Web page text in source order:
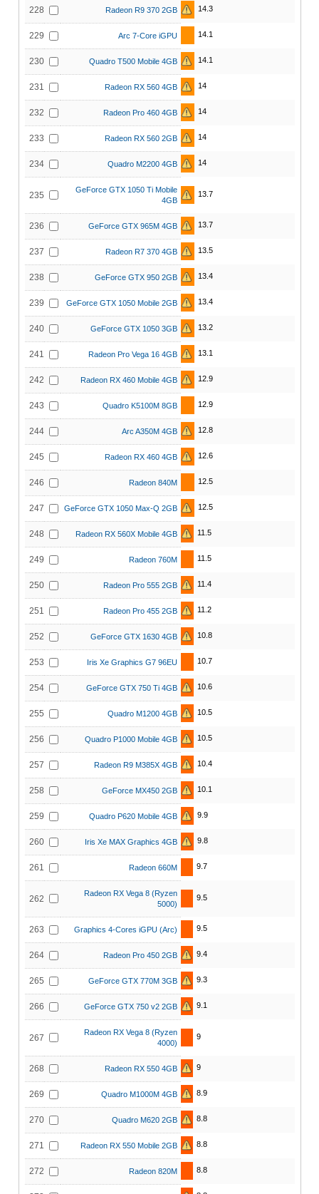
228 Radeon R9 370 2GB 14.3
229 Arc 7-Core iGPU 14.1
230 Quadro T500 Mobile 4GB 14.1
231 Radeon RX 560 4GB 14
232 Radeon Pro 460 4GB 14
233 Radeon RX 560 2GB 14
234 Quadro M2200 4GB 14
235
GeForce GTX 1050 Ti Mobile
4GB
13.7
236 GeForce GTX 965M 4GB 13.7
237 Radeon R7 370 4GB 13.5
238 GeForce GTX 950 2GB 13.4
239 GeForce GTX 1050 Mobile 2GB 13.4
240 GeForce GTX 1050 3GB 13.2
241 Radeon Pro Vega 16 4GB 13.1
242 Radeon RX 460 Mobile 4GB 12.9
243 Quadro K5100M 8GB 12.9
244 Arc A350M 4GB 12.8
245 Radeon RX 460 4GB 12.6
246 Radeon 840M 12.5
247 GeForce GTX 1050 Max-Q 2GB 12.5
248 Radeon RX 560X Mobile 4GB 11.5
249 Radeon 760M 11.5
250 Radeon Pro 555 2GB 11.4
251 Radeon Pro 455 2GB 11.2
252 GeForce GTX 1630 4GB 10.8
253 Iris Xe Graphics G7 96EU 10.7
254 GeForce GTX 750 Ti 4GB 10.6
255 Quadro M1200 4GB 10.5
256 Quadro P1000 Mobile 4GB 10.5
257 Radeon R9 M385X 4GB 10.4
258 GeForce MX450 2GB 10.1
259 Quadro P620 Mobile 4GB 9.9
260 Iris Xe MAX Graphics 4GB 9.8
261 Radeon 660M 9.7
262
Radeon RX Vega 8 (Ryzen
5000)
9.5
263 Graphics 4-Cores iGPU (Arc) 9.5
264 Radeon Pro 450 2GB 9.4
265 GeForce GTX 770M 3GB 9.3
266 GeForce GTX 750 v2 2GB 9.1
267
Radeon RX Vega 8 (Ryzen
4000)
9
268 Radeon RX 550 4GB 9
269 Quadro M1000M 4GB 8.9
270 Quadro M620 2GB 8.8
271 Radeon RX 550 Mobile 2GB 8.8
272 Radeon 820M 8.8